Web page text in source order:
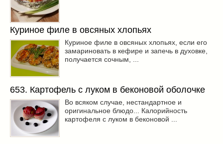
Куриное филе в овсяных хлопьях
Куриное филе в овсяных хлопьях, если его
замариновать в кефире и запечь в духовке,
получается сочным, ...
653. Картофель с луком в беконовой оболочке
Во всяком случае, нестандартное и
оригинальное блюдо... Калорийность
картофеля с луком в беконовой ...